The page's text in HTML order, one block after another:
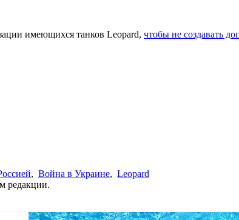
имеющихся танков Leopard, чтобы не создавать
, Война в Украине, Leopard
редакции.